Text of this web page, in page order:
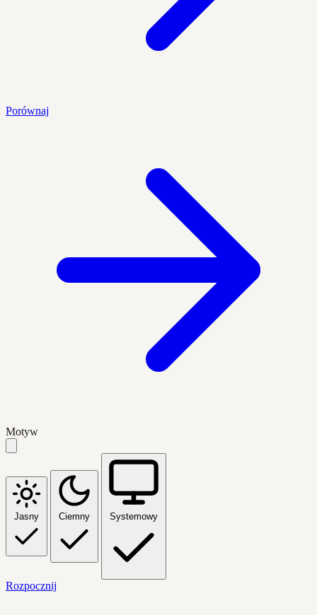
Porównaj
Motyw
Jasny Ciemny Systemowy
Rozpocznij